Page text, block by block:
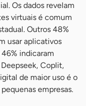
Os dados revelam
virtuais é comum
Outros 48%
usar aplicativos
indicaram
Coplit,
de maior uso é o
empresas.